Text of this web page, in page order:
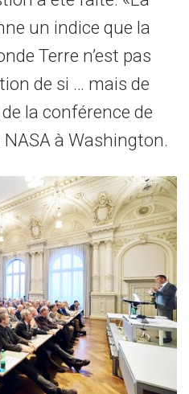
un indice que la
Terre n’est pas
de si … mais de
la conférence de
à Washington.